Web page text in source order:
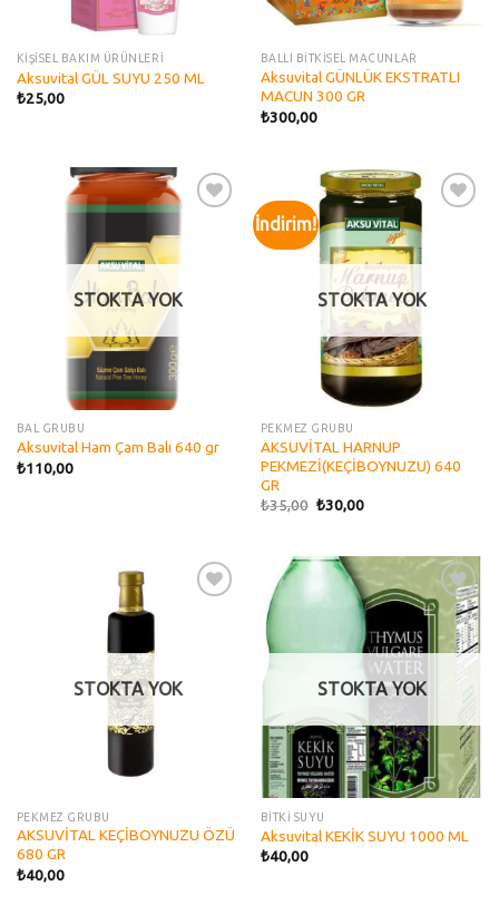
KİŞİSEL BAKIM ÜRÜNLERİ
Aksuvital GÜL SUYU 250 ML
₺25,00
BALLI BİTKİSEL MACUNLAR
Aksuvital GÜNLÜK EKSTRATLI
MACUN 300 GR
₺300,00
STOKTA YOK
BAL GRUBU
Aksuvital Ham Çam Balı 640 gr
₺110,00
İndirim!
STOKTA YOK
PEKMEZ GRUBU
AKSUVİTAL HARNUP
PEKMEZİ(KEÇİBOYNUZU) 640
GR
₺35,00 ₺30,00
STOKTA YOK
PEKMEZ GRUBU
AKSUVİTAL KEÇİBOYNUZU ÖZÜ
680 GR
₺40,00
Add to
wishlist
STOKTA YOK
BİTKİ SUYU
Aksuvital KEKİK SUYU 1000 ML
₺40,00